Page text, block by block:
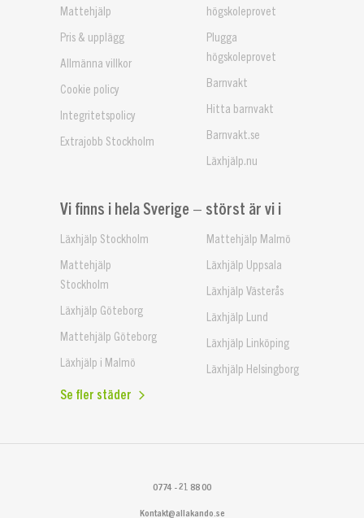
Mattehjälp
Pris & upplägg
Allmänna villkor
Cookie policy
Integritetspolicy
Extrajobb Stockholm
högskoleprovet
Plugga
högskoleprovet
Barnvakt
Hitta barnvakt
Barnvakt.se
Läxhjälp.nu
Vi finns i hela Sverige – störst är vi i
Läxhjälp Stockholm
Mattehjälp
Stockholm
Läxhjälp Göteborg
Mattehjälp Göteborg
Läxhjälp i Malmö
Mattehjälp Malmö
Läxhjälp Uppsala
Läxhjälp Västerås
Läxhjälp Lund
Läxhjälp Linköping
Läxhjälp Helsingborg
Se fler städer
Kontakt@allakando.se
0774 - 21 88 00